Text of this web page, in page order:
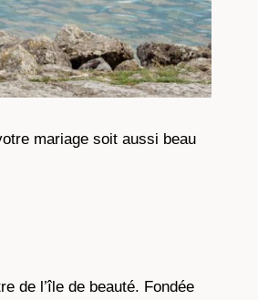
mariage soit aussi beau
de l’île de beauté. Fondée